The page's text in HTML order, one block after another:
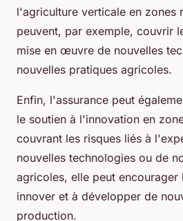
l'agriculture verticale en zones
peuvent, par exemple, couvrir
mise en œuvre de nouvelles
nouvelles pratiques agricoles.
Enfin, l'assurance peut
le soutien à l'innovation en
couvrant les risques liés à
nouvelles technologies ou de
agricoles, elle peut encourager
innover et à développer de
production.